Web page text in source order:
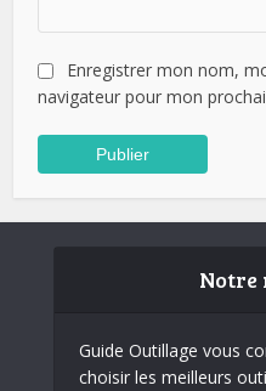
Enregistrer mon nom,
navigateur pour mon
Notre
Guide Outillage vous
choisir les meilleurs